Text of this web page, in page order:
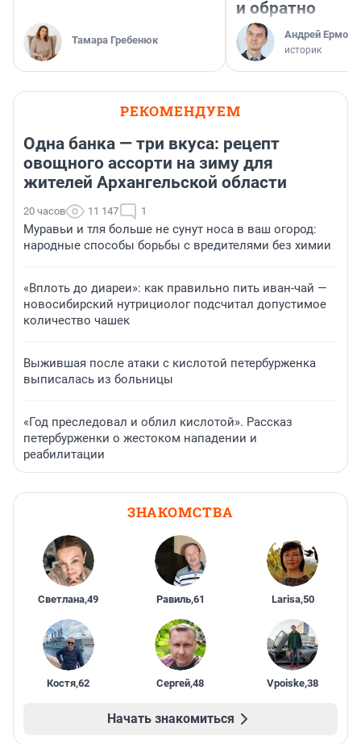
Тамара Гребенюк
и обратно
Андрей
историк
РЕКОМЕНДУЕМ
Одна банка — три вкуса: рецепт
овощного ассорти на зиму для
жителей Архангельской области
20 часов 11 147 1
Муравьи и тля больше не сунут носа в ваш огород:
народные способы борьбы с вредителями без химии
«Вплоть до диареи»: как правильно пить иван-чай —
новосибирский нутрициолог подсчитал допустимое
количество чашек
Выжившая после атаки с кислотой петербурженка
выписалась из больницы
«Год преследовал и облил кислотой». Рассказ
петербурженки о жестоком нападении и
реабилитации
ЗНАКОМСТВА
Светлана,49 Равиль,61 Larisa,50
Костя,62 Сергей,48 Vpoiske,38
Начать знакомиться